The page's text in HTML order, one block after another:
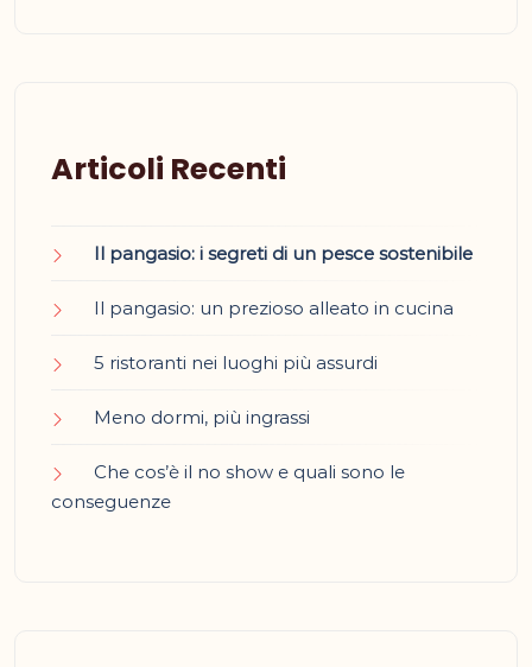
Articoli Recenti
Il pangasio: i segreti di un pesce sostenibile
Il pangasio: un prezioso alleato in cucina
5 ristoranti nei luoghi più assurdi
Meno dormi, più ingrassi
Che cos’è il no show e quali sono le
conseguenze